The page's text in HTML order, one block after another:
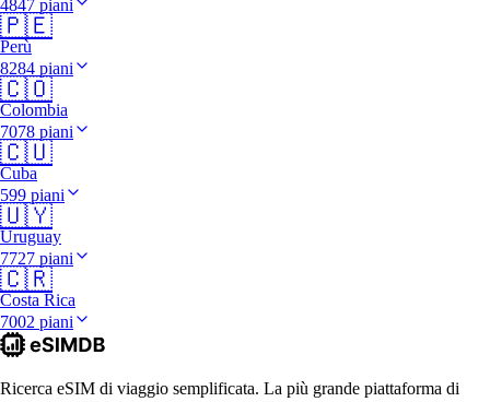
4847 piani
🇵🇪
Perù
8284 piani
🇨🇴
Colombia
7078 piani
🇨🇺
Cuba
599 piani
🇺🇾
Uruguay
7727 piani
🇨🇷
Costa Rica
7002 piani
Ricerca eSIM di viaggio semplificata. La più grande piattaforma di